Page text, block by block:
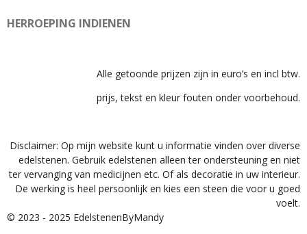
HERROEPING INDIENEN
Alle getoonde prijzen zijn in euro’s en incl btw.
prijs, tekst en kleur fouten onder voorbehoud.
Disclaimer: Op mijn website kunt u informatie vinden over diverse
edelstenen. Gebruik edelstenen alleen ter ondersteuning en niet
ter vervanging van medicijnen etc. Of als decoratie in uw interieur.
De werking is heel persoonlijk en kies een steen die voor u goed
voelt.
© 2023 - 2025 EdelstenenByMandy